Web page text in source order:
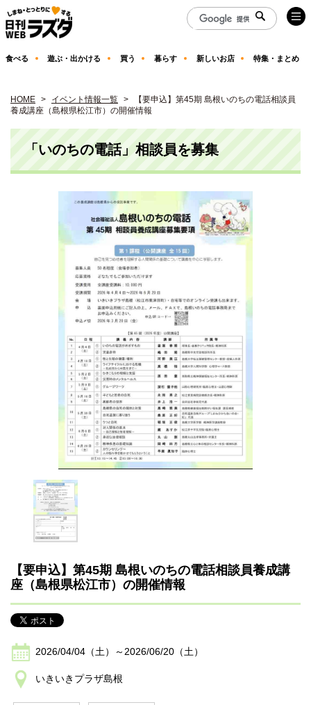
食べる 遊ぶ・出かける 買う 暮らす 新しいお店 特集・まとめ
HOME イベント情報一覧
【要申込】第45期 島根いのちの電話相談員
養成講座（島根県松江市）の開催情報
「いのちの電話」相談員を募集
【要申込】第45期 島根いのちの電話相談員養成講
座（島根県松江市）の開催情報
2026/04/04（土）～2026/06/20（土）
いきいきプラザ島根